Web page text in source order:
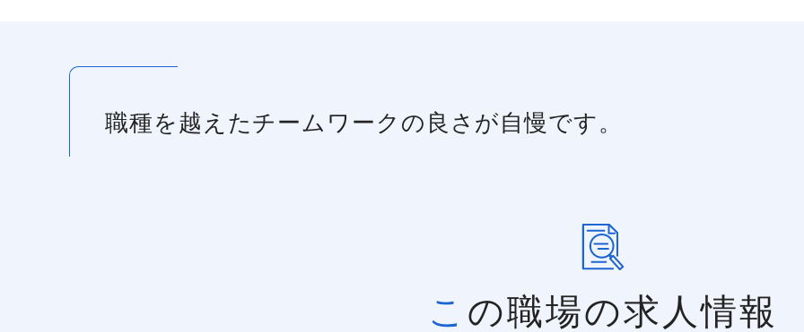
職種を越えたチームワークの良さが自慢です。
この職場の求人情報